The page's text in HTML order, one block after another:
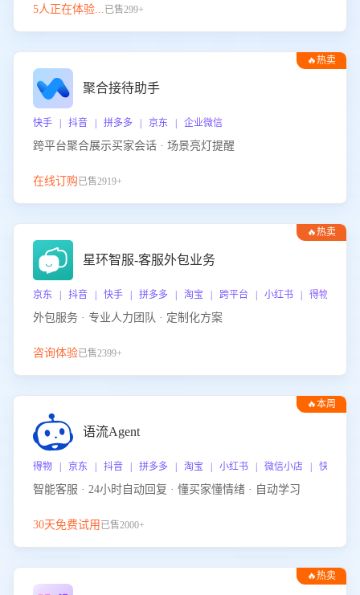
5人正在体验...已售299+
🔥热卖
聚合接待助手
快手 | 抖音 | 拼多多 | 京东 | 企业微信
跨平台聚合展示买家会话 · 场景亮灯提醒
在线订购已售2919+
🔥热卖
星环智服-客服外包业务
京东 | 抖音 | 快手 | 拼多多 | 淘宝 | 跨平台 | 小红书 | 得物 | 企
外包服务 · 专业人力团队 · 定制化方案
咨询体验已售2399+
🔥本周
语流Agent
得物 | 京东 | 抖音 | 拼多多 | 淘宝 | 小红书 | 微信小店 | 快手 |
智能客服 · 24小时自动回复 · 懂买家懂情绪 · 自动学习
30天免费试用 已售2000+
🔥热卖